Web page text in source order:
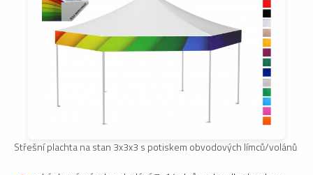
Střešní plachta na stan 3x3x3 s potiskem obvodových límců/volánů